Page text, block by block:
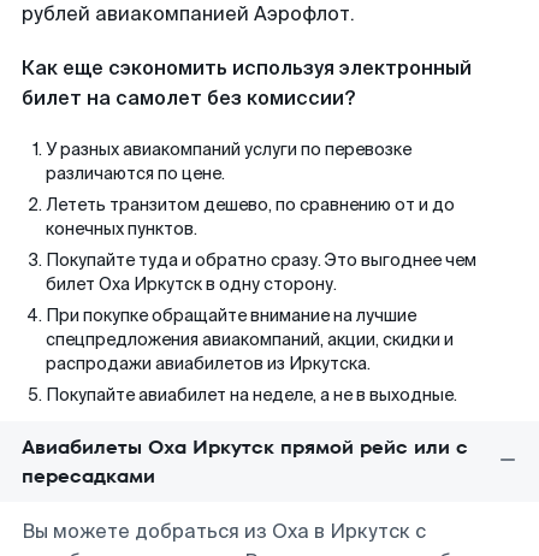
рублей авиакомпанией Аэрофлот.
Как еще сэкономить используя электронный
билет на самолет без комиссии?
У разных авиакомпаний услуги по перевозке
различаются по цене.
Лететь транзитом дешево, по сравнению от и до
конечных пунктов.
Покупайте туда и обратно сразу. Это выгоднее чем
билет Оха Иркутск в одну сторону.
При покупке обращайте внимание на лучшие
спецпредложения авиакомпаний, акции, скидки и
распродажи авиабилетов из Иркутска.
Покупайте авиабилет на неделе, а не в выходные.
Авиабилеты Оха Иркутск прямой рейс или с
пересадками
Вы можете добраться из Оха в Иркутск с